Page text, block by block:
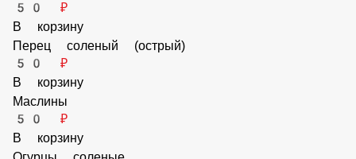
Помидор
50 ₽
В корзину
Перец соленый (острый)
50 ₽
В корзину